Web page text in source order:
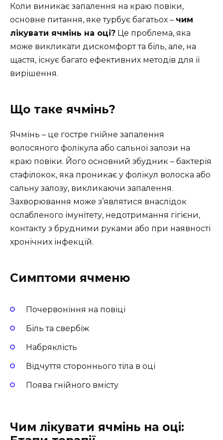
Коли виникає запалення на краю повіки,
основне питання, яке турбує багатьох – чим
лікувати ячмінь на оці? Це проблема, яка
може викликати дискомфорт та біль, але, на
щастя, існує багато ефективних методів для її
вирішення.
Що таке ячмінь?
Ячмінь – це гостре гнійне запалення
волосяного фолікула або сальної залози на
краю повіки. Його основний збудник – бактерія
стафілокок, яка проникає у фолікул волоска або
сальну залозу, викликаючи запалення.
Захворювання може з’являтися внаслідок
ослабленого імунітету, недотримання гігієни,
контакту з брудними руками або при наявності
хронічних інфекцій.
Симптоми ячменю
Почервоніння на повіці
Біль та свербіж
Набряклість
Відчуття стороннього тіла в оці
Поява гнійного вмісту
Чим лікувати ячмінь на оці: